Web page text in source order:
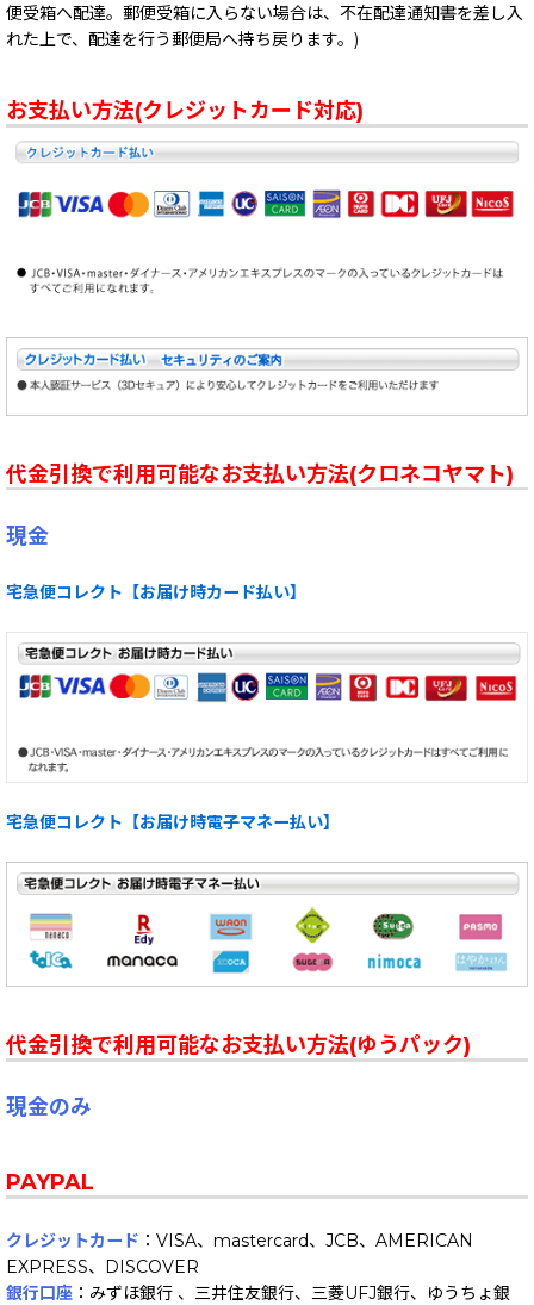
便受箱へ配達。郵便受箱に入らない場合は、不在配達通知書を差し入
れた上で、配達を行う郵便局へ持ち戻ります。)
お支払い方法(クレジットカード対応)
代金引換で利用可能なお支払い方法(クロネコヤマト)
現金
宅急便コレクト【お届け時カード払い】
宅急便コレクト【お届け時電子マネー払い】
代金引換で利用可能なお支払い方法(ゆうパック)
現金のみ
PAYPAL
クレジットカード ：VISA、mastercard、JCB、AMERICAN
EXPRESS、DISCOVER
銀行口座 ：みずほ銀行 、三井住友銀行、三菱UFJ銀行、ゆうちょ銀